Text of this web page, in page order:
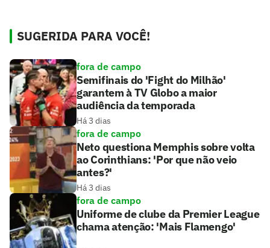
SUGERIDA PARA VOCÊ!
fora de campo
Semifinais do 'Fight do Milhão'
garantem à TV Globo a maior
audiência da temporada
Há 3 dias
fora de campo
Neto questiona Memphis sobre volta
ao Corinthians: 'Por que não veio
antes?'
Há 3 dias
fora de campo
Uniforme de clube da Premier League
chama atenção: 'Mais Flamengo'